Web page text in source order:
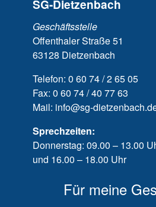
SG-Dietzenbach
Geschäftsstelle
Offenthaler Straße 51
63128 Dietzenbach
Telefon: 0 60 74 / 2 65 05
Fax: 0 60 74 / 40 77 63
Mail: info@sg-
Sprechzeiten:
Donnerstag: 09.00 – 13.00
und 16.00 – 18.00 Uhr
Für meine